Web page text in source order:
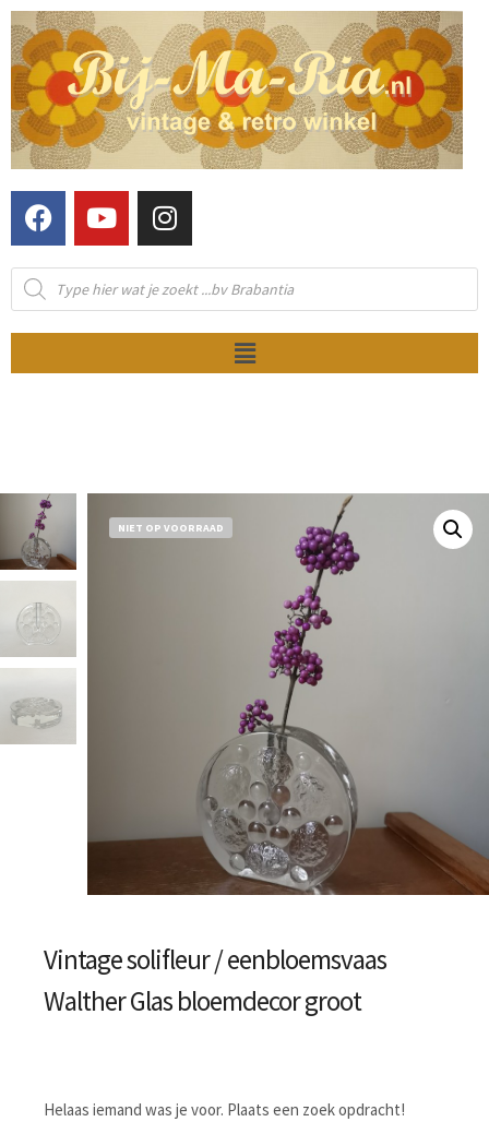
NIET OP VOORRAAD
Vintage solifleur / eenbloemsvaas
Walther Glas bloemdecor groot
Helaas iemand was je voor. Plaats een zoek opdracht!